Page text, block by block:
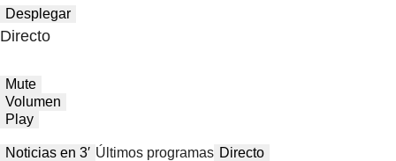
Desplegar
Directo
Mute
Volumen
Play
Noticias en 3′ Últimos programas Directo